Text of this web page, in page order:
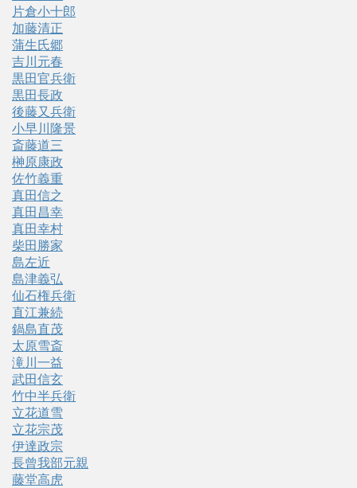
片倉小十郎
加藤清正
蒲生氏郷
吉川元春
黒田官兵衛
黒田長政
後藤又兵衛
小早川隆景
斎藤道三
榊原康政
佐竹義重
真田信之
真田昌幸
真田幸村
柴田勝家
島左近
島津義弘
仙石権兵衛
直江兼続
鍋島直茂
太原雪斎
滝川一益
武田信玄
竹中半兵衛
立花道雪
立花宗茂
伊達政宗
長曾我部元親
藤堂高虎